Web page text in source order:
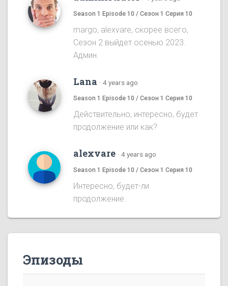
Season 1 Episode 10 / Сезон 1 Серия 10
margo, alexvare, скорее всего,
Сезон 2 выйдет осенью 2023.
Админ.
Lana · 4 years ago
Season 1 Episode 10 / Сезон 1 Серия 10
Действительно, интересно, будет
продолжение или как?
alexvare · 4 years ago
Season 1 Episode 10 / Сезон 1 Серия 10
Интересно, будет-ли
продолжение.
Эпизоды